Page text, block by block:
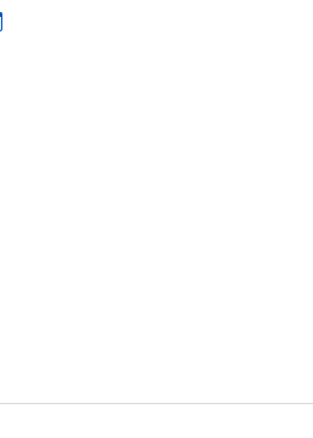
（別ウインドウで開きます）